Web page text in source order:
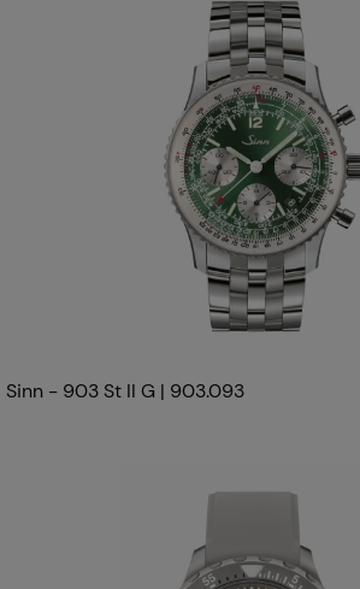
Sinn - 903 St II G | 903.093